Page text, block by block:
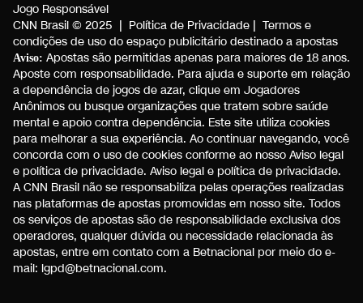
Jogo Responsável
CNN Brasil © 2025 | Política de Privacidade | Termos e
condições de uso do espaço publicitário destinado a apostas
Aviso: Apostas são permitidas apenas para maiores de 18 anos.
Aposte com responsabilidade. Para ajuda e suporte em relação
a dependência de jogos de azar, clique em Jogadores
Anônimos ou busque organizações que tratem sobre saúde
mental e apoio contra dependência. Este site utiliza cookies
para melhorar a sua experiência. Ao continuar navegando, você
concorda com o uso de cookies conforme ao nosso Aviso legal
e política de privacidade. Aviso legal e política de privacidade.
A CNN Brasil não se responsabiliza pelas operações realizadas
nas plataformas de apostas promovidas em nosso site. Todos
os serviços de apostas são de responsabilidade exclusiva dos
operadores, qualquer dúvida ou necessidade relacionada às
apostas, entre em contato com a Betnacional por meio do e-
mail: lgpd@betnacional.com.